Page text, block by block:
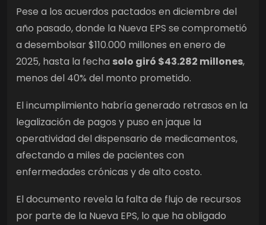
Pese a los acuerdos pactados en diciembre del
año pasado, donde la Nueva EPS se comprometió
a desembolsar $110.000 millones en enero de
2025, hasta la fecha solo giró $43.282 millones,
menos del 40% del monto prometido.
El incumplimiento habría generado retrasos en la
legalización de pagos y puso en jaque la
operatividad del dispensario de medicamentos,
afectando a miles de pacientes con
enfermedades crónicas y de alto costo.
El documento revela la falta de flujo de recursos
por parte de la Nueva EPS, lo que ha obligado